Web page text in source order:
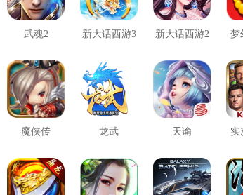
武魂2 新大话西游3 新大话西游2 梦
魔侠传 龙武 天谕 实